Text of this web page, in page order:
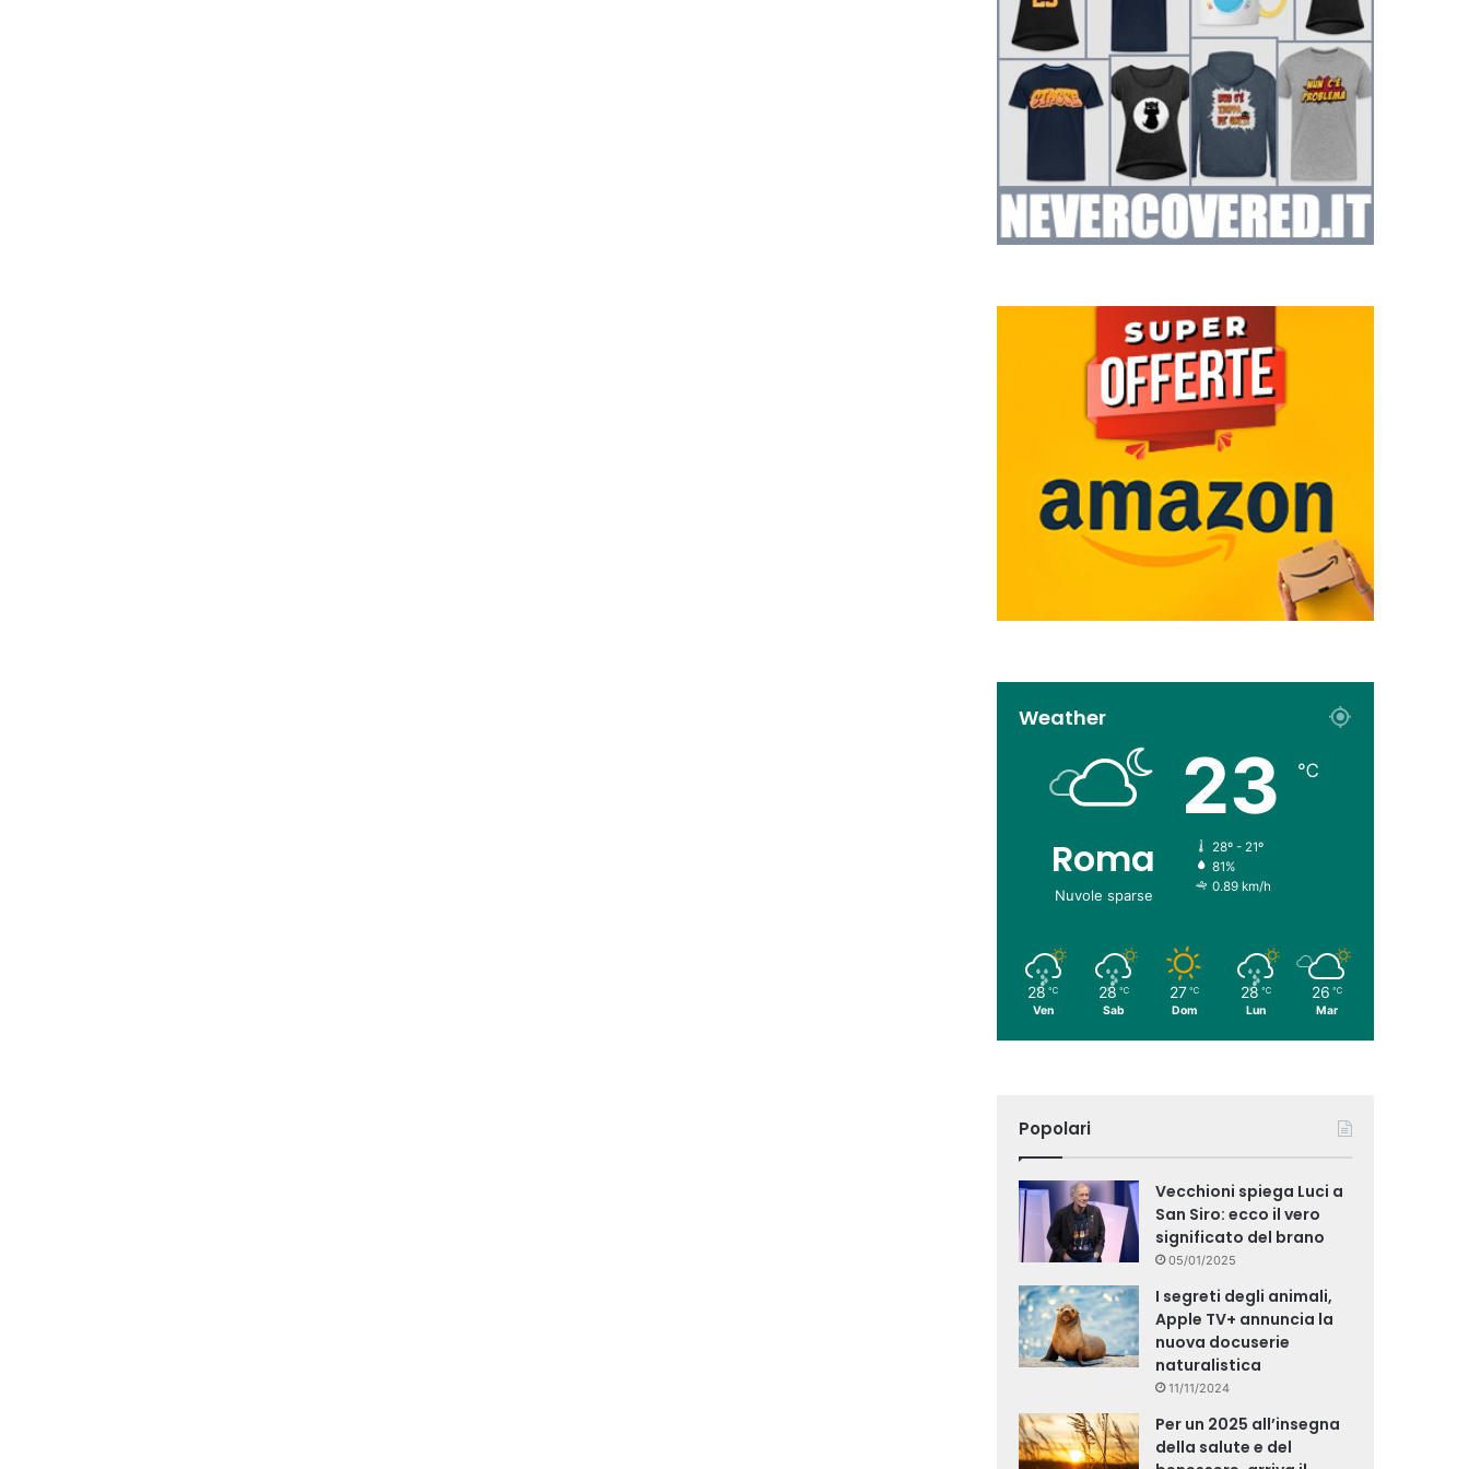
Weather
Roma
Nuvole sparse
23 ℃
28º - 21º
81%
0.89 km/h
28 ℃
Ven
28 ℃
Sab
27 ℃
Dom
28 ℃
Lun
26 ℃
Mar
Popolari
Vecchioni spiega Luci a
San Siro: ecco il vero
significato del brano
05/01/2025
I segreti degli animali,
Apple TV+ annuncia la
nuova docuserie
naturalistica
11/11/2024
Per un 2025 all’insegna
della salute e del